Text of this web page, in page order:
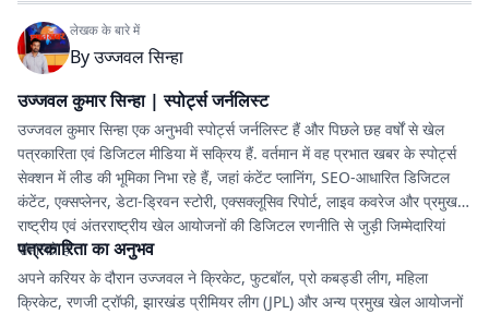
लेखक के बारे में
Byउज्जवल सिन्हा
उज्जवल कुमार सिन्हा | स्पोर्ट्स जर्नलिस्ट
उज्जवल कुमार सिन्हा एक अनुभवी स्पोर्ट्स जर्नलिस्ट हैं और पिछले छह वर्षों से खेल
पत्रकारिता एवं डिजिटल मीडिया में सक्रिय हैं. वर्तमान में वह प्रभात खबर के स्पोर्ट्स
सेक्शन में लीड की भूमिका निभा रहे हैं, जहां कंटेंट प्लानिंग, SEO-आधारित डिजिटल
कंटेंट, एक्सप्लेनर, डेटा-ड्रिवन स्टोरी, एक्सक्लूसिव रिपोर्ट, लाइव कवरेज और प्रमुख
राष्ट्रीय एवं अंतरराष्ट्रीय खेल आयोजनों की डिजिटल रणनीति से जुड़ी जिम्मेदारियां
संभालते हैं.
पत्रकारिता का अनुभव
अपने करियर के दौरान उज्जवल ने क्रिकेट, फुटबॉल, प्रो कबड्डी लीग, महिला
क्रिकेट, रणजी ट्रॉफी, झारखंड प्रीमियर लीग (JPL) और अन्य प्रमुख खेल आयोजनों